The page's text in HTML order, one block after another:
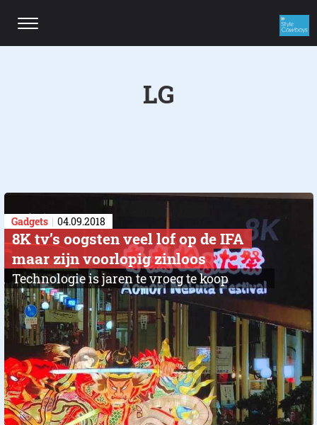
Gadgets 04.09.2018
8K tv’s oogsten veel lof op de IFA
maar zijn voorlopig zinloos
Technologie is jaren te vroeg te koop